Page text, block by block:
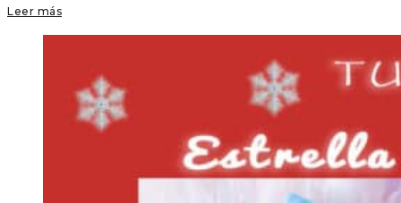
Leer más